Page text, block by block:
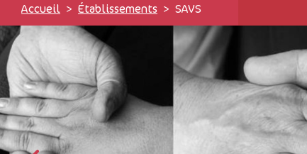
Accueil Établissements SAVS